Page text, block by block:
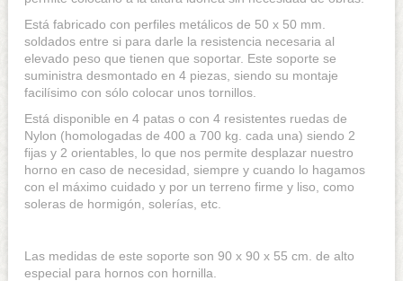
Está fabricado con perfiles metálicos de 50 x 50 mm.
soldados entre si para darle la resistencia necesaria al
elevado peso que tienen que soportar. Este soporte se
suministra desmontado en 4 piezas, siendo su montaje
facilísimo con sólo colocar unos tornillos.
Está disponible en 4 patas o con 4 resistentes ruedas de
Nylon (homologadas de 400 a 700 kg. cada una) siendo 2
fijas y 2 orientables, lo que nos permite desplazar nuestro
horno en caso de necesidad, siempre y cuando lo hagamos
con el máximo cuidado y por un terreno firme y liso, como
soleras de hormigón, solerías, etc.
Las medidas de este soporte son 90 x 90 x 55 cm. de alto
especial para hornos con hornilla.